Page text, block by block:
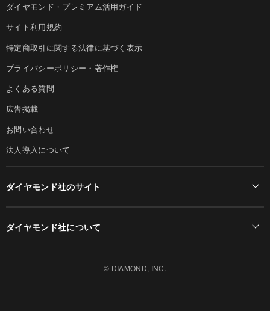
ダイヤモンド・プレミアム活用ガイド
サイト利用規約
特定商取引に関する法律に基づく表示
プライバシーポリシー・著作権
よくある質問
広告掲載
お問い合わせ
法人導入について
ダイヤモンド社のサイト
ダイヤモンド社について
© DIAMOND, INC.